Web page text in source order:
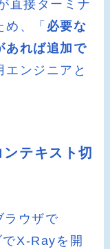
直接ターミナ
、「 必要な
あれば追加で
エンジニアと
テキスト切
ラウザで
X-Rayを開